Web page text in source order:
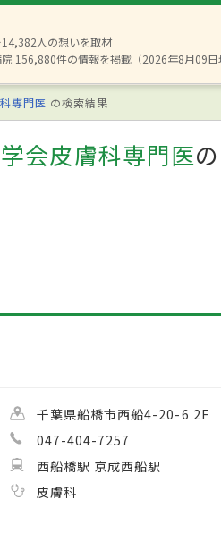
人の想いを取材
156,880件の情報を掲載（2026年8月09日
専門医 の検索結果
会皮膚科専門医
千葉県船橋市西船4-20-6 2F
047-404-7257
西船橋駅 京成西船駅
皮膚科